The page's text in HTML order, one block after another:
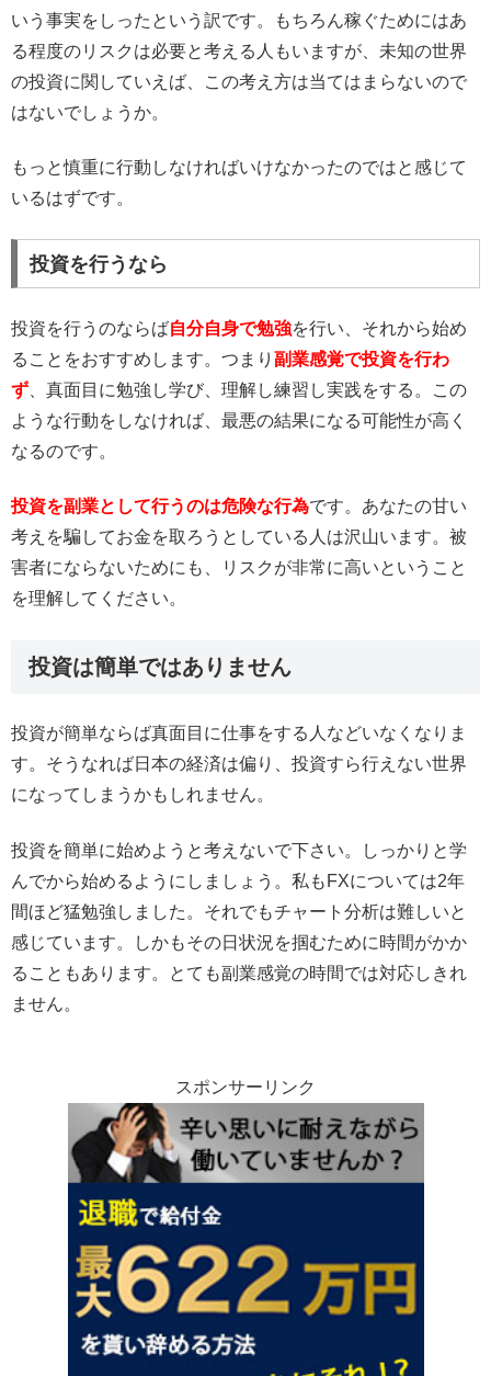
いう事実をしったという訳です。もちろん稼ぐためにはあ
る程度のリスクは必要と考える人もいますが、未知の世界
の投資に関していえば、この考え方は当てはまらないので
はないでしょうか。
もっと慎重に行動しなければいけなかったのではと感じて
いるはずです。
投資を行うなら
投資を行うのならば自分自身で勉強を行い、それから始め
ることをおすすめします。つまり 副業感覚で投資を行わ
ず 、真面目に勉強し学び、理解し練習し実践をする。この
ような行動をしなければ、最悪の結果になる可能性が高く
なるのです。
投資を副業として行うのは危険な行為です。あなたの甘い
考えを騙してお金を取ろうとしている人は沢山います。被
害者にならないためにも、リスクが非常に高いということ
を理解してください。
投資は簡単ではありません
投資が簡単ならば真面目に仕事をする人などいなくなりま
す。そうなれば日本の経済は偏り、投資すら行えない世界
になってしまうかもしれません。
投資を簡単に始めようと考えないで下さい。しっかりと学
んでから始めるようにしましょう。私もFXについては2年
間ほど猛勉強しました。それでもチャート分析は難しいと
感じています。しかもその日状況を掴むために時間がかか
ることもあります。とても副業感覚の時間では対応しきれ
ません。
スポンサーリンク